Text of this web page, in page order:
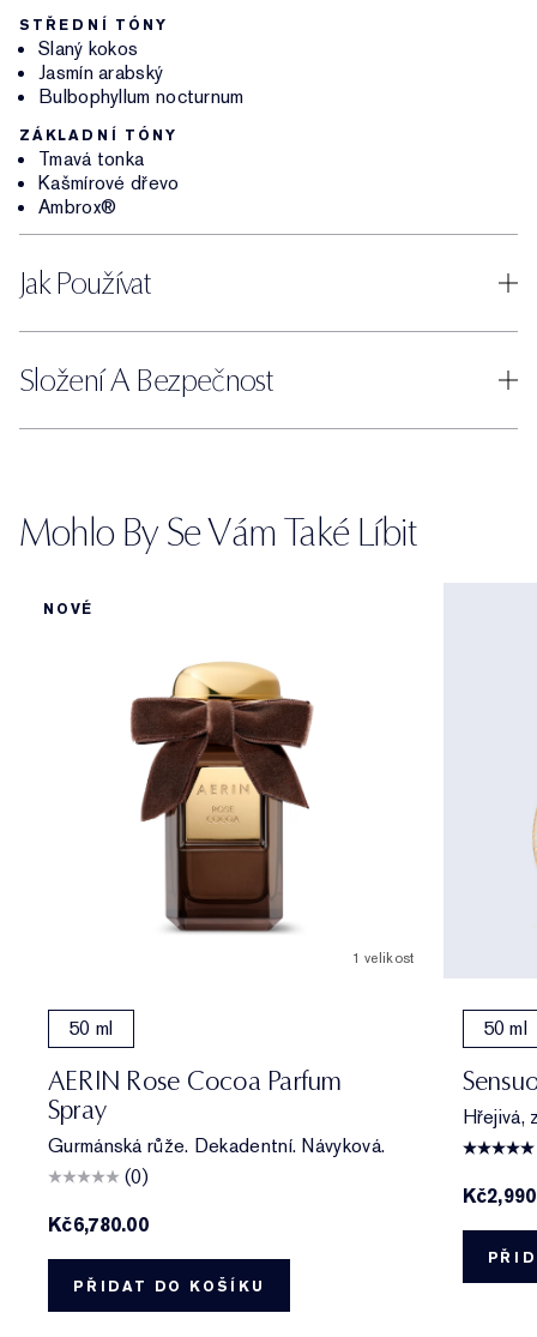
STŘEDNÍ TÓNY
Slaný kokos
Jasmín arabský
Bulbophyllum nocturnum
ZÁKLADNÍ TÓNY
Tmavá tonka
Kašmírové dřevo
Ambrox®
Jak Používat
Složení A Bezpečnost
Mohlo By Se Vám Také Líbit
NOVÉ
1 velikost
50 ml
AERIN Rose Cocoa Parfum
Spray
Gurmánská růže. Dekadentní. Návyková.
(0)
Kč6,780.00
PŘIDAT DO KOŠÍKU
50 ml
Hřejivá,